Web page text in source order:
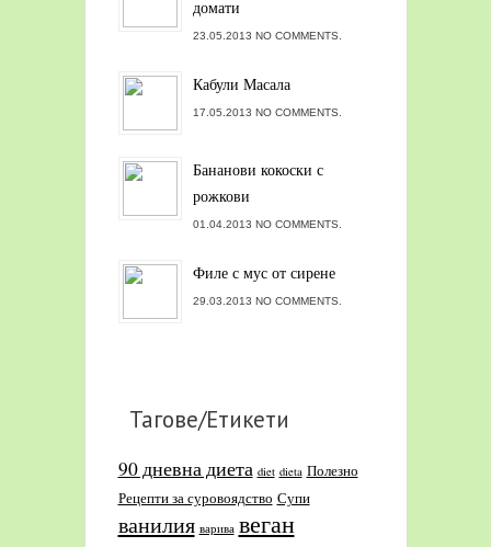
домати
23.05.2013 NO COMMENTS.
Кабули Масала
17.05.2013 NO COMMENTS.
Бананови кокоски с
рожкови
01.04.2013 NO COMMENTS.
Филе с мус от сирене
29.03.2013 NO COMMENTS.
Тагове/Етикети
90 дневна диета diet dieta Полезно
Рецепти за суровоядство Супи
ванилия варива веган